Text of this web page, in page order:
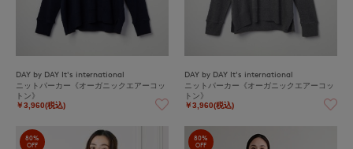
DAY by DAY It's international
ニットパーカー《オーガニックエアーコッ
トン》
￥3,960(税込)
DAY by DAY It's international
ニットパーカー《オーガニックエアーコッ
トン》
￥3,960(税込)
80%
OFF
80%
OFF